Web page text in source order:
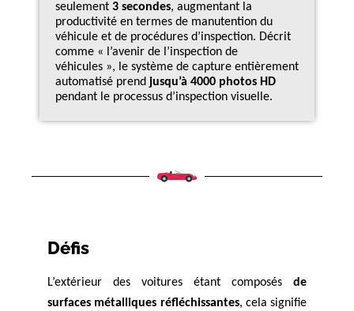
seulement 3 secondes, augmentant la
productivité en termes de manutention du
véhicule et de procédures d’inspection. Décrit
comme « l’avenir de l’inspection de
véhicules », le système de capture entièrement
automatisé prend jusqu’à 4000 photos HD
pendant le processus d’inspection visuelle.
Défis
L’extérieur des voitures étant composés de
surfaces métalliques réfléchissantes, cela signifie